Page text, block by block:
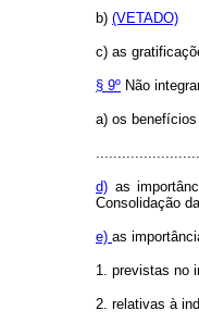
b) (VETADO)
c) as
§ 9º Não
a) os
d) as
Consolidação
e) as
1. previstas no
2. relativas à